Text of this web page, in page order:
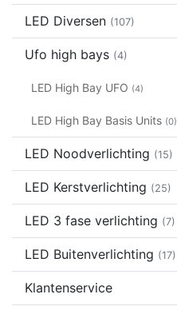
LED Diversen (107)
Ufo high bays (4)
LED High Bay UFO (4)
LED High Bay Basis Units (0)
LED Noodverlichting (15)
LED Kerstverlichting (25)
LED 3 fase verlichting (7)
LED Buitenverlichting (17)
Klantenservice